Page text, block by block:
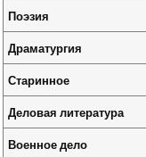
Поэзия
Драматургия
Старинное
Деловая литература
Военное дело